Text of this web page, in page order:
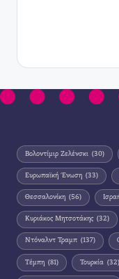
Βολοντίμιρ Ζελένσκι (30)
Ευρωπαϊκή Ένωση (33)
Θεσσαλονίκη (56)
Κυριάκος Μητσοτάκης (32)
Ντόναλντ Τραμπ (137)
Τέμπη (81) Τουρκία (32)